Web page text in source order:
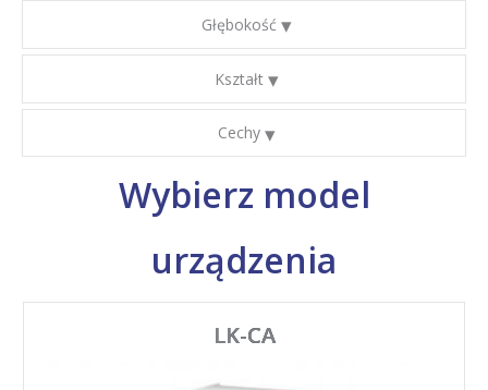
Głębokość
Kształt
Cechy
Wybierz model
urządzenia
LK-CA